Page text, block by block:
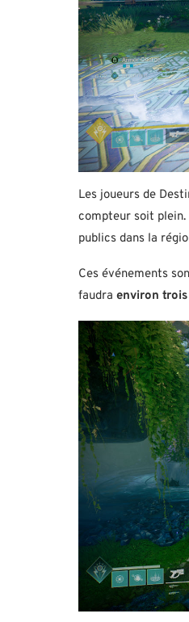
Les joueurs de
compteur soit
publics dans la
Ces événements
faudra environ